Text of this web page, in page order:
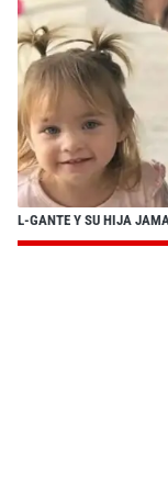
L-GANTE Y SU HIJA